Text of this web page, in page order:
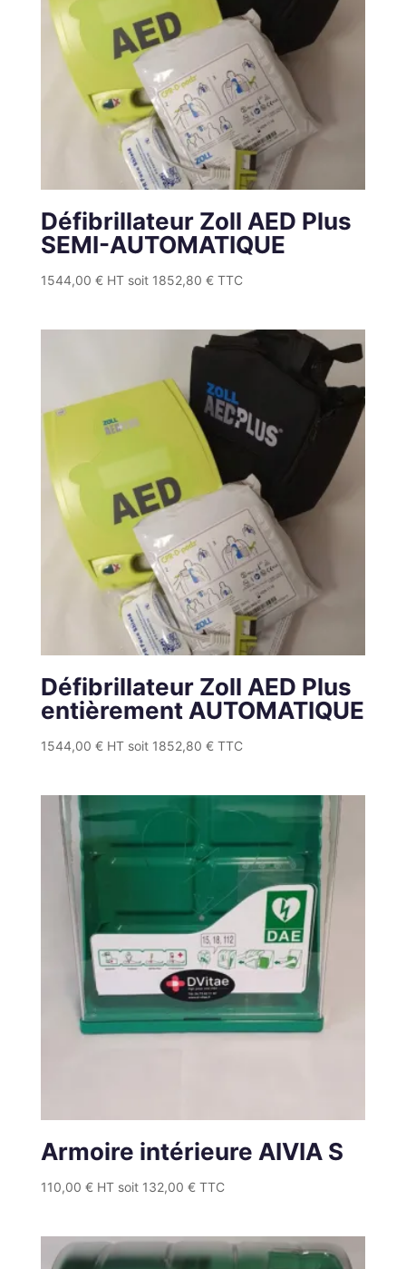
Défibrillateur Zoll AED Plus
SEMI-AUTOMATIQUE
1544,00 € HT soit 1852,80 €TTC
Défibrillateur Zoll AED Plus
entièrement AUTOMATIQUE
1544,00 € HT soit 1852,80 €TTC
Armoire intérieure AIVIA S
110,00 € HT soit 132,00 €TTC